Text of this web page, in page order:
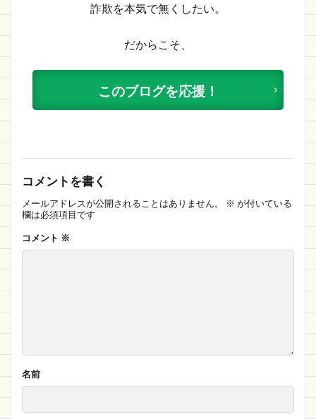
詐欺を本気で無くしたい。
だからこそ、
このブログを応援！
コメントを書く
メールアドレスが公開されることはありません。 ※ が付いている
欄は必須項目です
コメント ※
名前